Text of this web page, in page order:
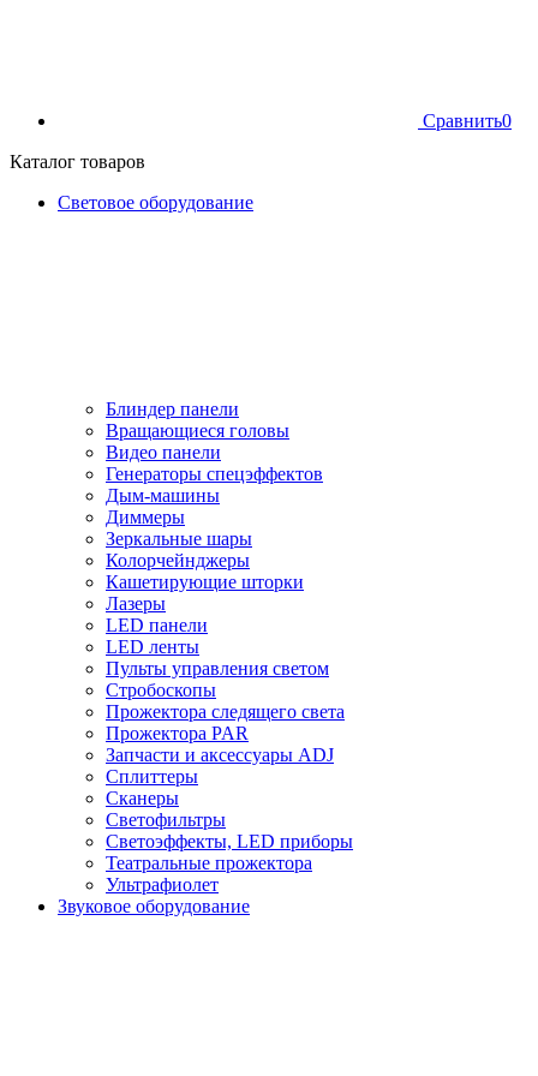
Сравнить0
Каталог товаров
Световое оборудование
Блиндер панели
Вращающиеся головы
Видео панели
Генераторы спецэффектов
Дым-машины
Диммеры
Зеркальные шары
Колорчейнджеры
Кашетирующие шторки
Лазеры
LED панели
LED ленты
Пульты управления светом
Стробоскопы
Прожектора следящего света
Прожектора PAR
Запчасти и аксессуары ADJ
Сплиттеры
Сканеры
Светофильтры
Светоэффекты, LED приборы
Театральные прожектора
Ультрафиолет
Звуковое оборудование